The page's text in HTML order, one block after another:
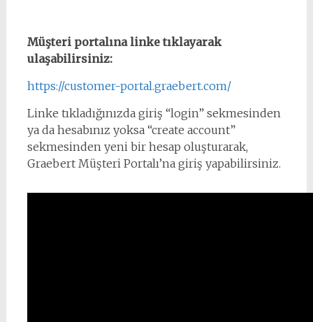
Müşteri portalına linke tıklayarak
ulaşabilirsiniz:
https://customer-portal.graebert.com/
Linke tıkladığınızda giriş “login” sekmesinden
ya da hesabınız yoksa “create account”
sekmesinden yeni bir hesap oluşturarak,
Graebert Müşteri Portalı’na giriş yapabilirsiniz.